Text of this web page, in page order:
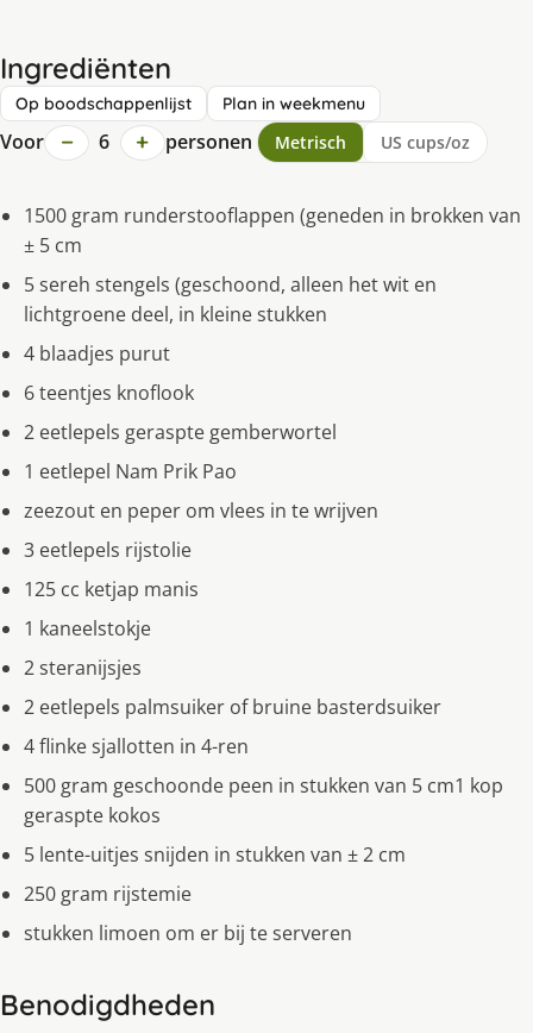
Ingrediënten
Op boodschappenlijst Plan in weekmenu
Voor − 6 + personen Metrisch US cups/oz
1500 gram runderstooflappen (geneden in brokken van
± 5 cm
5 sereh stengels (geschoond, alleen het wit en
lichtgroene deel, in kleine stukken
4 blaadjes purut
6 teentjes knoflook
2 eetlepels geraspte gemberwortel
1 eetlepel Nam Prik Pao
zeezout en peper om vlees in te wrijven
3 eetlepels rijstolie
125 cc ketjap manis
1 kaneelstokje
2 steranijsjes
2 eetlepels palmsuiker of bruine basterdsuiker
4 flinke sjallotten in 4-ren
500 gram geschoonde peen in stukken van 5 cm1 kop
geraspte kokos
5 lente-uitjes snijden in stukken van ± 2 cm
250 gram rijstemie
stukken limoen om er bij te serveren
Benodigdheden